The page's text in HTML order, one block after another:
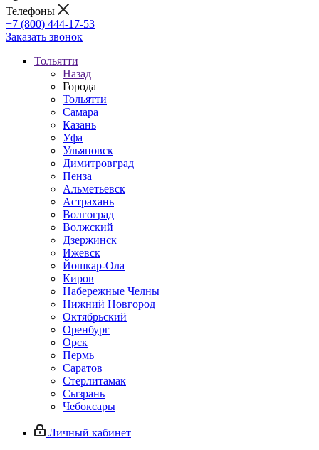
Телефоны
+7 (800) 444-17-53
Заказать звонок
Тольятти
Назад
Города
Тольятти
Самара
Казань
Уфа
Ульяновск
Димитровград
Пенза
Альметьевск
Астрахань
Волгоград
Волжский
Дзержинск
Ижевск
Йошкар-Ола
Киров
Набережные Челны
Нижний Новгород
Октябрьский
Оренбург
Орск
Пермь
Саратов
Стерлитамак
Сызрань
Чебоксары
Личный кабинет